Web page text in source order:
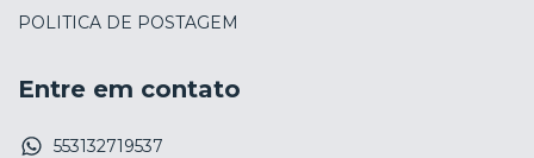
POLITICA DE POSTAGEM
Entre em contato
553132719537